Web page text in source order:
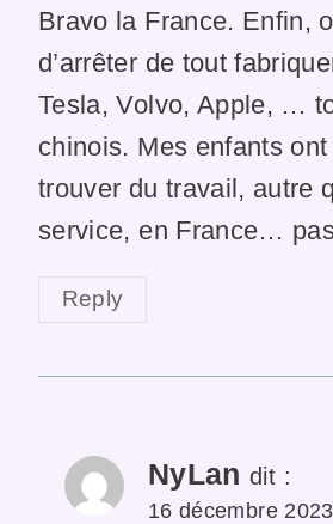
Bravo la France. Enfin,
d’arrêter de tout
Tesla, Volvo, Apple, …
chinois. Mes enfants
trouver du travail, autre
service, en France…
Reply
NyLan dit :
16 décembre